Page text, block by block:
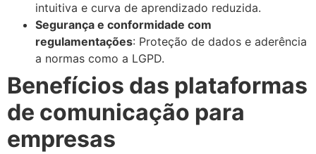
intuitiva e curva de aprendizado reduzida.
Segurança e conformidade com
regulamentações: Proteção de dados e aderência
a normas como a LGPD.
Benefícios das plataformas
de comunicação para
empresas